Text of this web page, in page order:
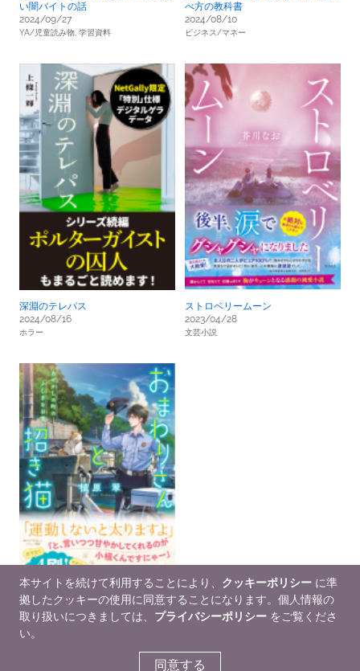
い闇バイトの話
2024/09/27
YA/児童読み物, 学習資料
べ方の教科書
2024/08/10
ビジネス/マネー
深淵のテレパス
2024/08/16
ホラー
ストロベリームーン
2023/04/28
文芸小説
おまわりさんと招き猫
2021/10/20
本サイトを続けて利用することにより、 クッキーポリシー に準
拠したクッキーの使用に同意することになります。個人情報の
取り扱いにつきましては、 プライバシーポリシー をご覧くださ
い。
同意する